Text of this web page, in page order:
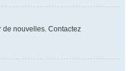
de nouvelles. Contactez